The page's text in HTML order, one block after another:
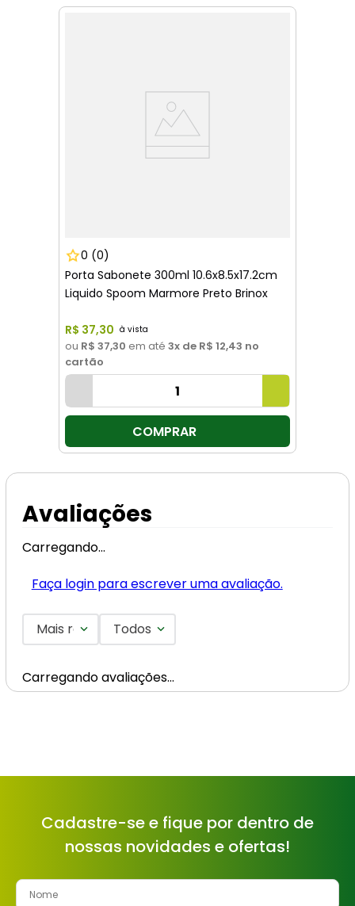
0 (0)
Porta Sabonete 300ml 10.6x8.5x17.2cm
Liquido Spoom Marmore Preto Brinox
R$ 37,30
ou R$ 37,30 em até 3x de R$ 12,43 no
cartão
COMPRAR
Avaliações
Carregando…
Faça login para escrever uma avaliação.
Mais recentesTodos
Carregando avaliações…
Cadastre-se e fique por dentro de
nossas novidades e ofertas!